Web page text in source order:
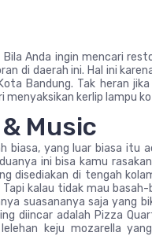
Anda ingin mencari
di daerah ini. Hal ini
Bandung. Tak heran
menyaksikan kerlip lampu
Music
biasa, yang luar biasa itu
ini bisa kamu
disediakan di tengah
kalau tidak mau
suasananya saja yang
diincar adalah Pizza
keju mozarella